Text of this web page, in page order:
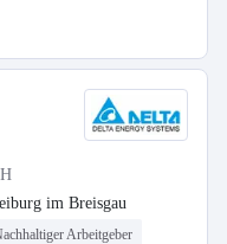
im Breisgau
Arbeitgeber